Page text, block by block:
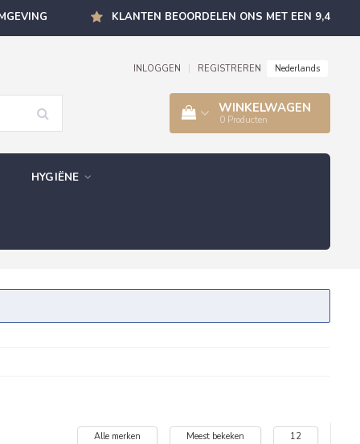
KLANTEN BEOORDELEN ONS MET EEN 9,4
INLOGGEN REGISTREREN Nederlands
WINKELWAGEN
0 Producten
HYGIËNE
Alle merken Meest bekeken 12